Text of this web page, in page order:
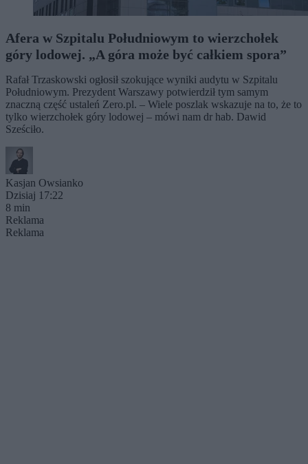
Afera w Szpitalu Południowym to wierzchołek
góry lodowej. „A góra może być całkiem spora”
Rafał Trzaskowski ogłosił szokujące wyniki audytu w Szpitalu
Południowym. Prezydent Warszawy potwierdził tym samym
znaczną część ustaleń Zero.pl. – Wiele poszlak wskazuje na to, że to
tylko wierzchołek góry lodowej – mówi nam dr hab. Dawid
Sześciło.
Kasjan Owsianko
Dzisiaj 17:22
8 min
Reklama
Reklama